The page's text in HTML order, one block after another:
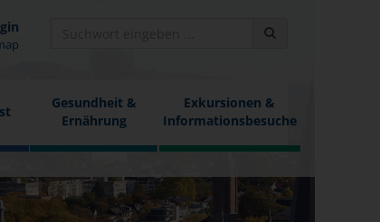
Gesundheit &
Ernährung
Exkursionen &
Informationsbesuche